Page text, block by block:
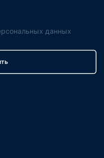
данных